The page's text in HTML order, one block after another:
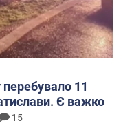
11
Є важко
15